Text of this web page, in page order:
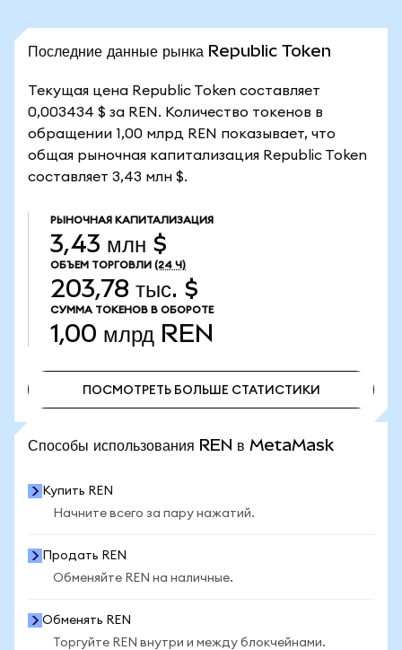
Последние данные рынка Republic Token
Текущая цена Republic Token составляет
0,003434 $ за REN. Количество токенов в
обращении 1,00 млрд REN показывает, что
общая рыночная капитализация Republic Token
составляет 3,43 млн $.
РЫНОЧНАЯ КАПИТАЛИЗАЦИЯ
3,43 млн $
ОБЪЕМ ТОРГОВЛИ (24 Ч)
203,78 тыс. $
СУММА ТОКЕНОВ В ОБОРОТЕ
1,00 млрд REN
ПОСМОТРЕТЬ БОЛЬШЕ СТАТИСТИКИ
Способы использования REN в MetaMask
Купить REN
Начните всего за пару нажатий.
Продать REN
Обменяйте REN на наличные.
Обменять REN
Торгуйте REN внутри и между блокчейнами.